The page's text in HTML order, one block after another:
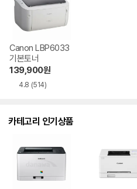
Canon LBP6033
기본토너
139,900원
4.8 (514)
카테고리 인기상품